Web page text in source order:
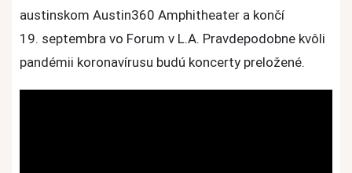
austinskom Austin360 Amphitheater a končí
19. septembra vo Forum v L.A. Pravdepodobne kvôli
pandémii koronavírusu budú koncerty preložené.